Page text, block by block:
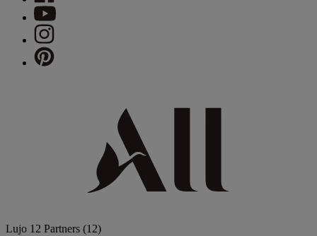
Lujo 12 Partners (12)